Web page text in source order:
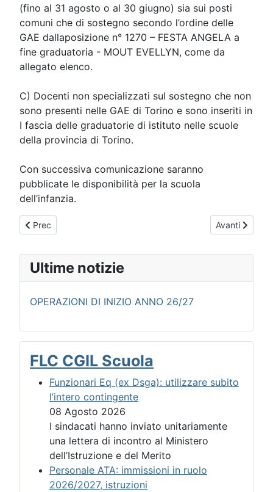
(fino al 31 agosto o al 30 giugno) sia sui posti
comuni che di sostegno secondo l’ordine delle
GAE dallaposizione n° 1270 – FESTA ANGELA a
fine graduatoria - MOUT EVELLYN, come da
allegato elenco.
C) Docenti non specializzati sul sostegno che non
sono presenti nelle GAE di Torino e sono inseriti in
I fascia delle graduatorie di istituto nelle scuole
della provincia di Torino.
Con successiva comunicazione saranno
pubblicate le disponibilità per la scuola
dell’infanzia.
Articolo precedente: PRESIDIO TORINO CON RIACE!
Prec Articolo
Avanti
Ultime notizie
OPERAZIONI DI INIZIO ANNO 26/27
FLC CGIL Scuola
Funzionari Eq (ex Dsga): utilizzare subito
l’intero contingente
08 Agosto 2026
I sindacati hanno inviato unitariamente
una lettera di incontro al Ministero
dell’Istruzione e del Merito
Personale ATA: immissioni in ruolo
2026/2027, istruzioni